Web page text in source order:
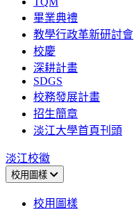
畢業典禮
教學行政革新研討會
校慶
深耕計畫
SDGS
校務發展計畫
招生簡章
淡江大學首頁刊頭
淡江校徽
校用圖樣
校用圖樣